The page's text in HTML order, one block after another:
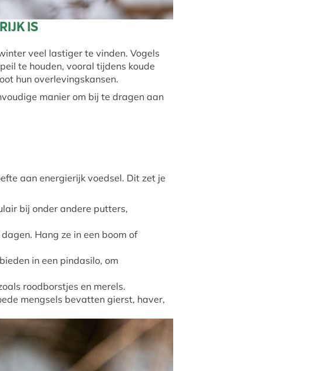
IS
veel lastiger te vinden. Vogels
te houden, vooral tijdens koude
hun overlevingskansen.
manier om bij te dragen aan
aan energierijk voedsel. Dit zet je
bij onder andere putters,
Hang ze in een boom of
in een pindasilo, om
roodborstjes en merels.
mengsels bevatten gierst, haver,